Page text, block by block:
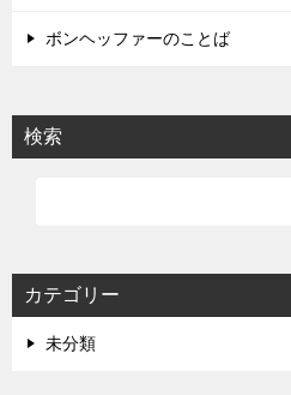
ボンヘッファーのことば
検索
カテゴリー
未分類